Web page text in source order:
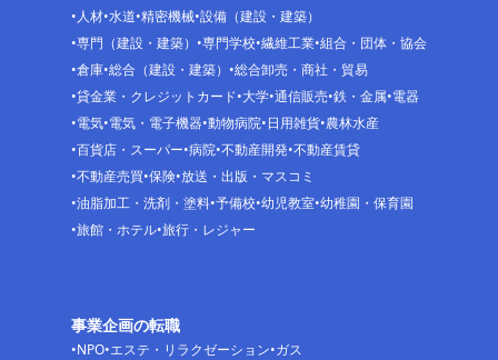
人材 水道 精密機械 設備（建設・建築）
専門（建設・建築）
専門学校 繊維工業 組合・団体・協会
倉庫 総合（建設・建築）
総合卸売・商社・貿易
貸金業・クレジットカード 大学 通信販売 鉄・金属 電器
電気 電気・電子機器 動物病院 日用雑貨 農林水産
百貨店・スーパー 病院 不動産開発 不動産賃貸
不動産売買 保険 放送・出版・マスコミ
油脂加工・洗剤・塗料 予備校 幼児教室 幼稚園・保育園
旅館・ホテル 旅行・レジャー
事業企画の転職
NPO エステ・リラクゼーション ガス